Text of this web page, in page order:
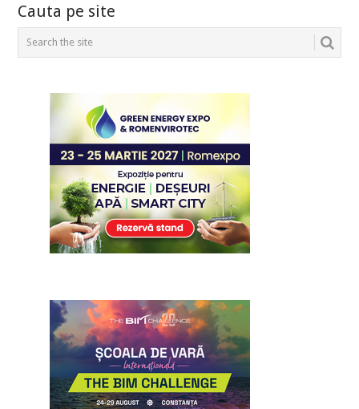
Cauta pe site